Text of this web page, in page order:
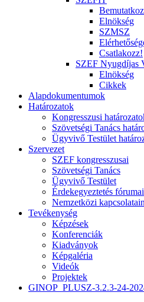
Elnökség
SZMSZ
Csatlakozz!
SZEF Nyugdíjas
Elnökség
Cikkek
Alapdokumentumok
Határozatok
Kongresszusi
Szövetségi Tanács
Ügyvivő Testület
Szervezet
SZEF kongresszusai
Szövetségi Tanács
Ügyvivő Testület
Érdekegyeztetés fórumai
Nemzetközi
Tevékenység
Képzések
Konferenciák
Kiadványok
Képgaléria
Videók
Projektek
GINOP_PLUSZ-3.2.3-24-